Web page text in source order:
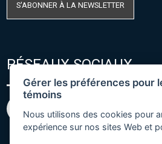
S'ABONNER À LA NEWSLETTER
RÉSEAUX SOCIAUX
Gérer les préférences pour
témoins
Nous utilisons des cookies pour
expérience sur nos sites Web et